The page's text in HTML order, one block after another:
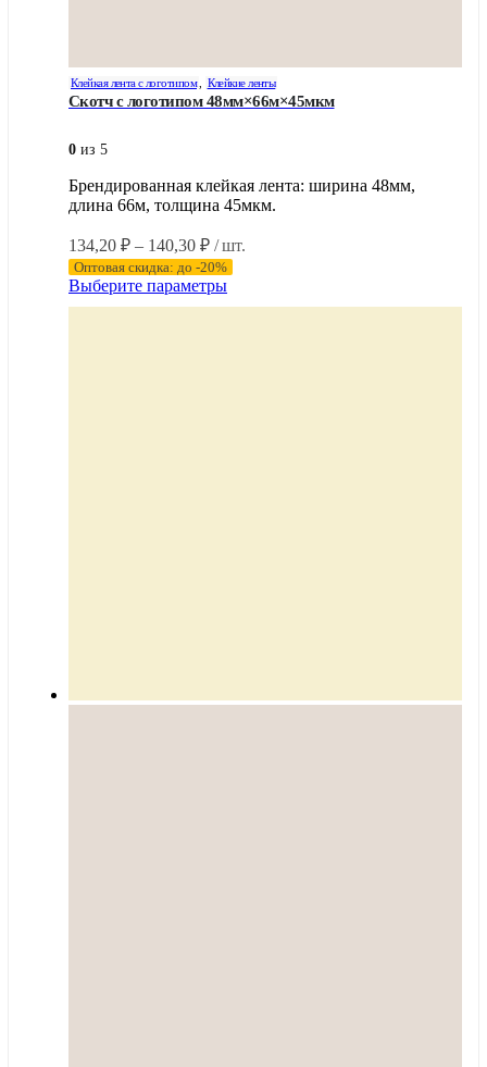
Клейкая лента с логотипом, Клейкие ленты
Скотч с логотипом 48мм×66м×45мкм
0 из 5
Брендированная клейкая лента: ширина 48мм,
длина 66м, толщина 45мкм.
134,20 ₽ – 140,30 ₽Диапазон
цен:
134,20 ₽
–
/ шт.
Оптовая скидка: до -20%
Выберите параметрыЭтот
товар